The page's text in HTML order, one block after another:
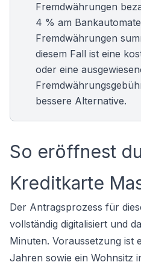
Fremdwährungen
4 % am
Fremdwährungen
diesem Fall ist eine
oder eine
bessere Alternative.
So eröffnest
Kreditkarte
Der Antragsprozess für
vollständig digitalisiert und
Minuten. Voraussetzung ist
Jahren sowie ein Wohnsitz